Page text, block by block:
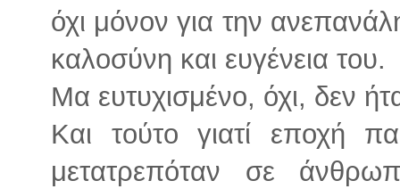
όχι μόνον για την
καλοσύνη και ευγένεια του.
Μα ευτυχισμένο, όχι, δεν
Και τούτο γιατί εποχή
μετατρεπόταν σε